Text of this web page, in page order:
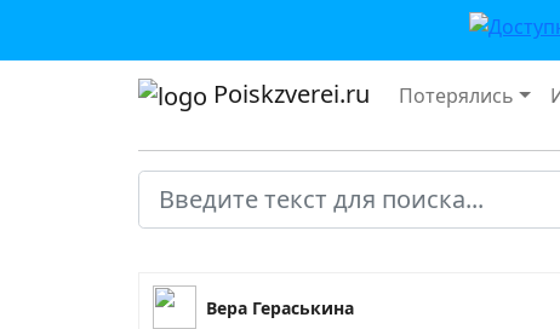
Poiskzverei.ru Потерялись
Вера Гераськина